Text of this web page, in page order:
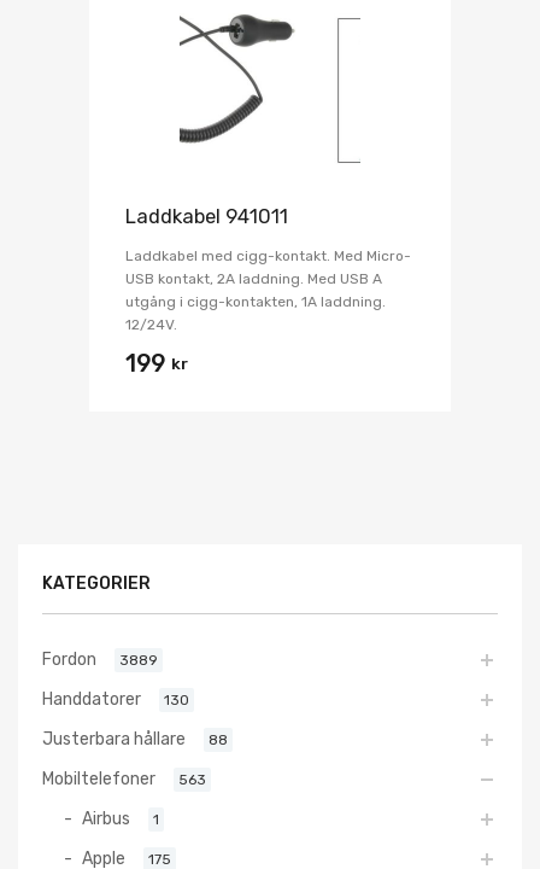
Laddkabel 941011
Laddkabel med cigg-kontakt. Med Micro-
USB kontakt, 2A laddning. Med USB A
utgång i cigg-kontakten, 1A laddning.
12/24V.
199 kr
KATEGORIER
Fordon 3889
Handdatorer 130
Justerbara hållare 88
Mobiltelefoner 563
Airbus 1
Apple 175